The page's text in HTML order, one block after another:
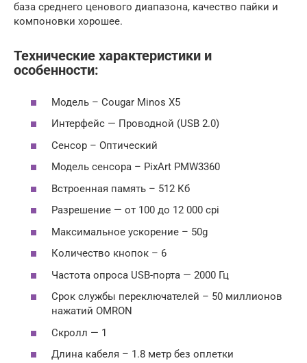
база среднего ценового диапазона, качество пайки и
компоновки хорошее.
Технические характеристики и
особенности:
Модель – Cougar Minos X5
Интерфейс — Проводной (USB 2.0)
Сенсор – Оптический
Модель сенсора – PixArt PMW3360
Встроенная память – 512 Кб
Разрешение — от 100 до 12 000 cpi
Максимальное ускорение – 50g
Количество кнопок – 6
Частота опроса USB-порта — 2000 Гц
Срок службы переключателей – 50 миллионов
нажатий OMRON
Скролл — 1
Длина кабеля – 1.8 метр без оплетки